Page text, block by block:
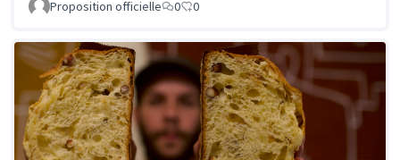
Proposition officielle 0 0